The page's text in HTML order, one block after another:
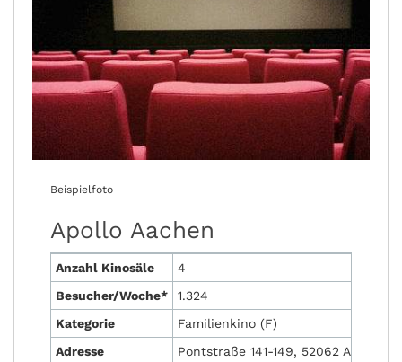
Beispielfoto
Apollo Aachen
Anzahl Kinosäle
4
Besucher/Woche*
1.324
Kategorie
Familienkino (F)
Adresse
Pontstraße 141-149, 52062 Aachen